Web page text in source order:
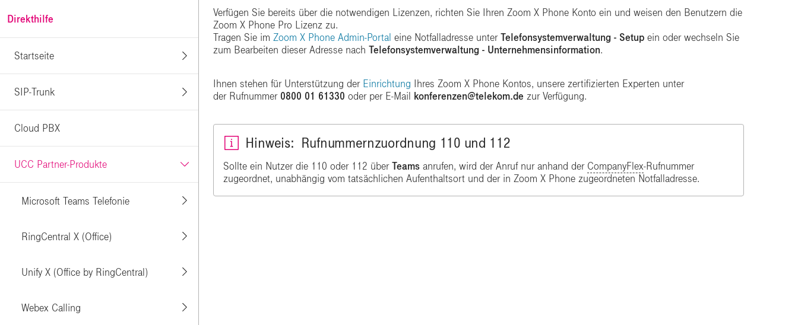
Direkthilfe
Startseite
SIP-Trunk
Cloud PBX
UCC Partner-Produkte
Microsoft Teams Telefonie
RingCentral X (Office)
Unify X (Office by RingCentral)
Webex Calling
Verfügen Sie bereits über die notwendigen Lizenzen, richten Sie Ihren Zoom X Phone Konto ein und weisen den Benutzern die
Zoom X Phone Pro Lizenz zu.
Tragen Sie im Zoom X Phone Admin-Portal eine Notfalladresse unterTelefonsystemverwaltung - Setup ein oder wechseln Sie
zum Bearbeiten dieser Adresse nach Telefonsystemverwaltung - Unternehmensinformation.
Ihnen stehen für Unterstützung der Einrichtung Ihres Zoom X Phone Kontos, unsere zertifizierten Experten unter
der Rufnummer 0800 01 61330 oder per E-Mail konferenzen@telekom.de zur Verfügung.
Hinweis: Rufnummernzuordnung 110 und 112
Sollte ein Nutzer die 110 oder 112 überTeams anrufen, wird der Anruf nur anhand der CompanyFlex-Rufnummer
zugeordnet, unabhängig vom tatsächlichen Aufenthaltsort und der in Zoom X Phone zugeordneten Notfalladresse.